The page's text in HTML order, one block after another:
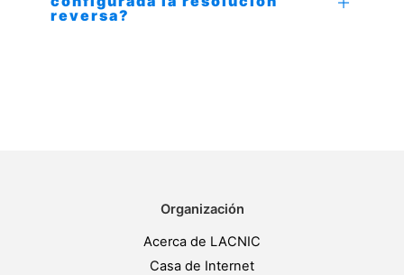
reversa?
Organización
Acerca de LACNIC
Casa de Internet